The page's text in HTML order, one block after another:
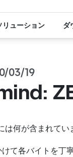
03/19
は何が含まれてい
けて各バイトを丁
リューション ダ